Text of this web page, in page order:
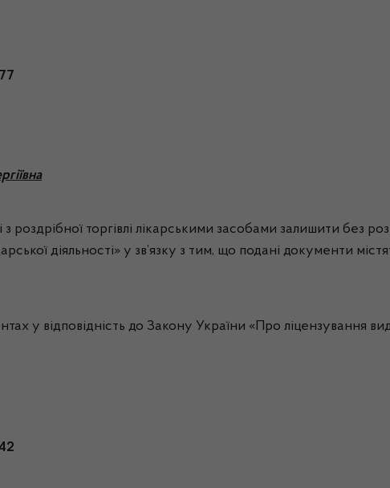
торгівлі лікарськими засобами залишити без
діяльності» у зв’язку з тим, що подані документи
у відповідність до Закону України «Про ліцензування